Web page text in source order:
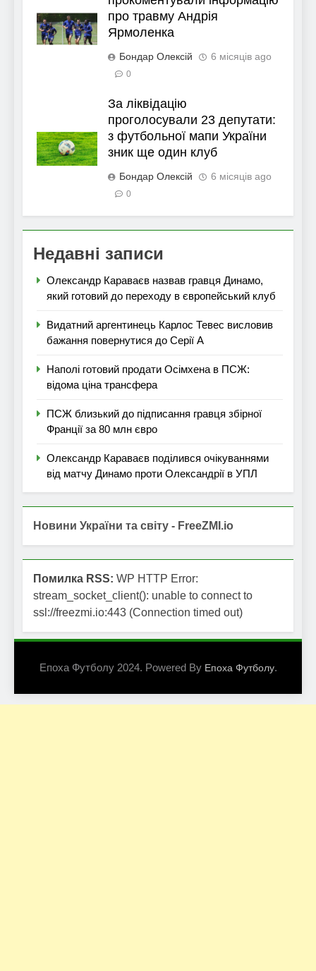
про травму Андрія
Ярмоленка
Бондар Олексій 6 місяців ago
0
За ліквідацію
проголосували 23 депутати:
з футбольної мапи України
зник ще один клуб
Бондар Олексій 6 місяців ago
0
Недавні записи
Олександр Караваєв назвав гравця Динамо,
який готовий до переходу в європейський клуб
Видатний аргентинець Карлос Тевес висловив
бажання повернутися до Серії А
Наполі готовий продати Осімхена в ПСЖ:
відома ціна трансфера
ПСЖ близький до підписання гравця збірної
Франції за 80 млн євро
Олександр Караваєв поділився очікуваннями
від матчу Динамо проти Олександрії в УПЛ
Новини України та світу - FreeZMI.io
Помилка RSS: WP HTTP Error:
stream_socket_client(): unable to connect to
ssl://freezmi.io:443 (Connection timed out)
Епоха Футболу 2024. Powered By Епоха Футболу.